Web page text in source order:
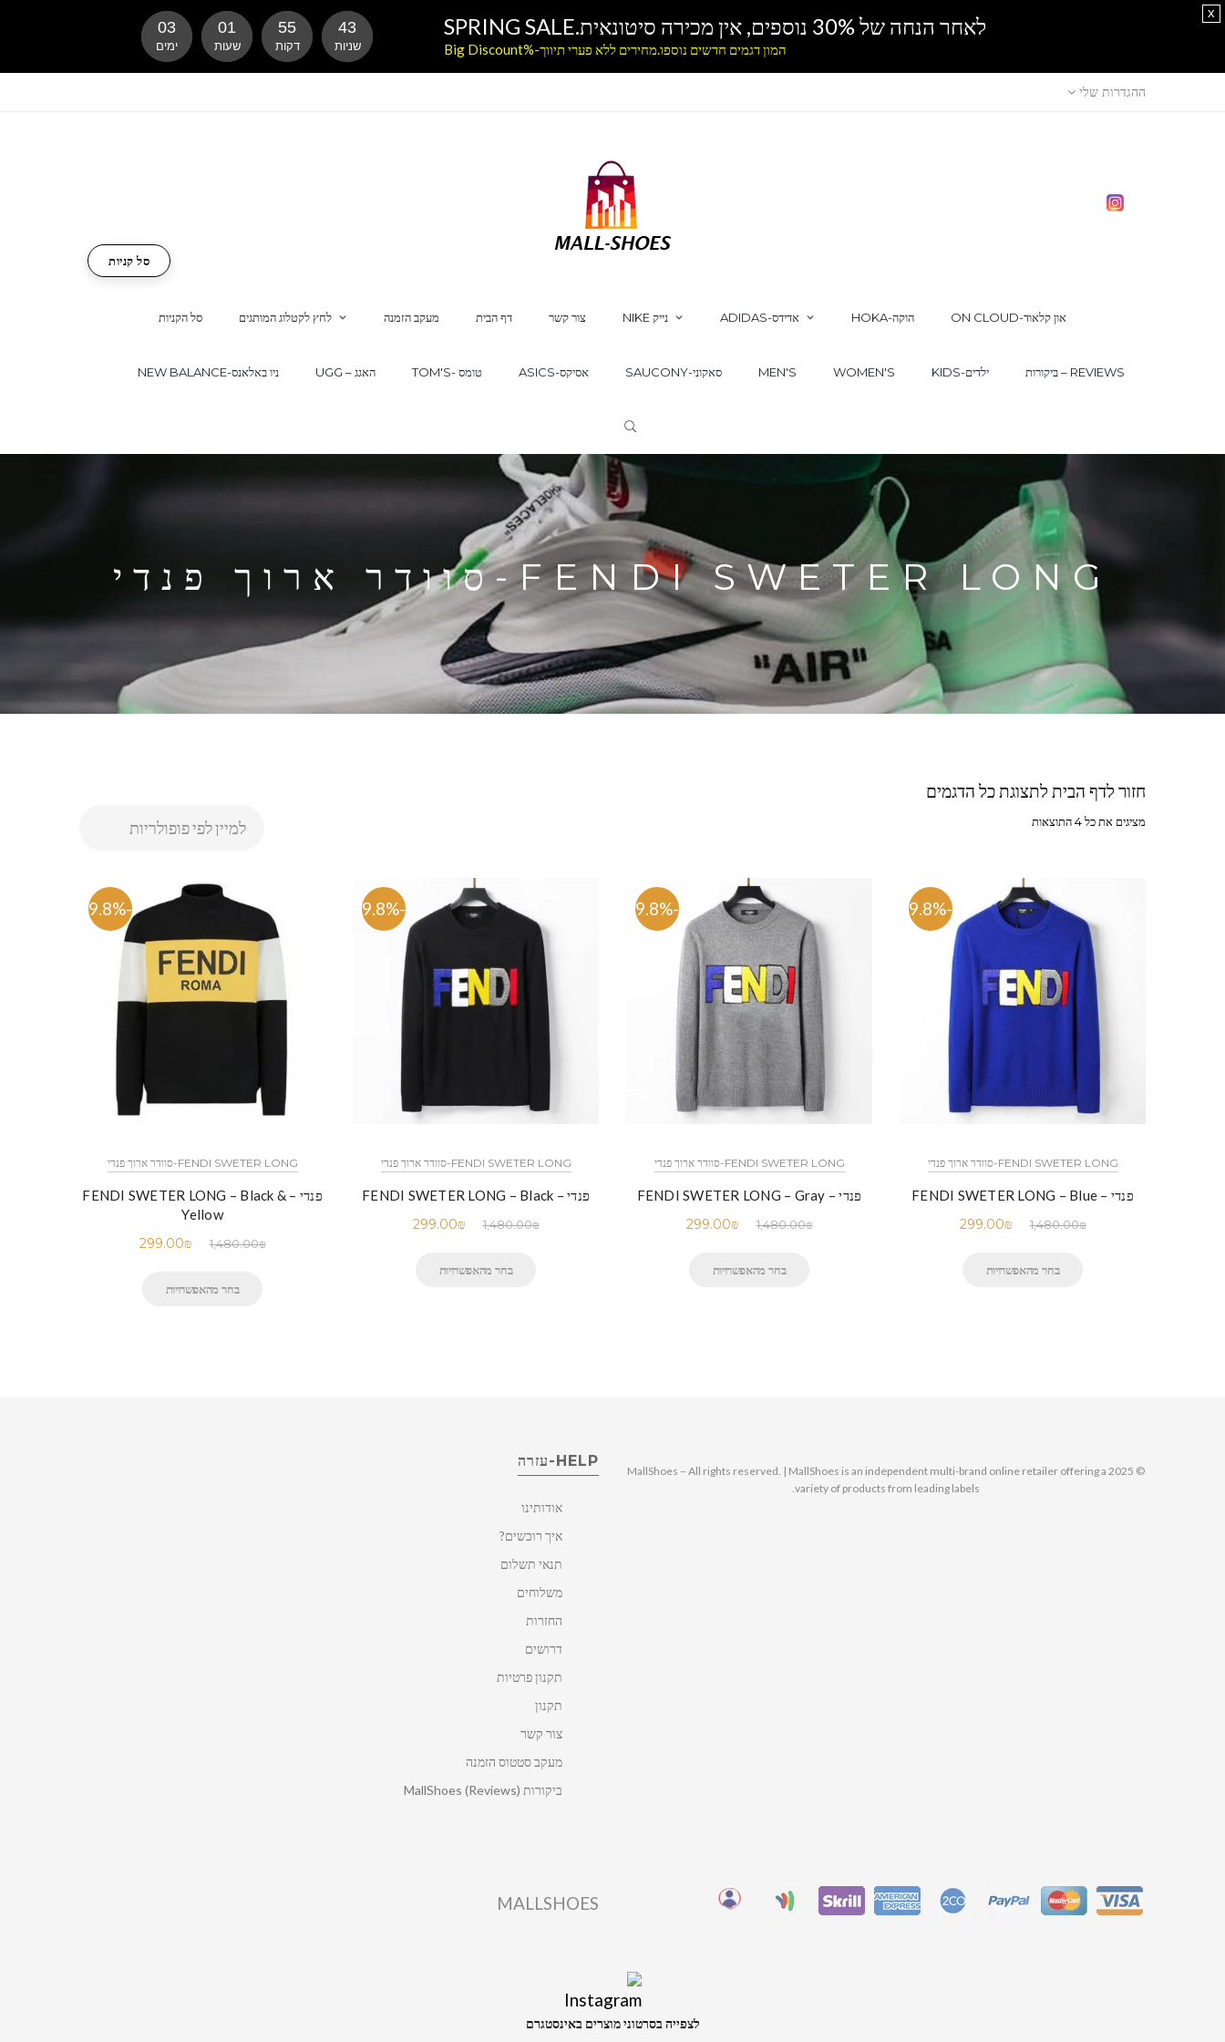
ההגדרות שלי
סל הקניות לחץ לקטלוג המותגים מעקב הזמנה דף הבית צור קשר NIKE נייק ADIDAS-אדידס HOKA-הוקה ON CLOUD-און קלאוד
NEW BALANCE-ניו באלאנס UGG – האגג TOM'S- טומס ASICS-אסיקס SAUCONY-סאקוני MEN'S WOMEN'S KIDS-ילדים ביקורות – REVIEWS
סל קניות
FENDI SWETER LONG-סוודר ארוך פנדי
חזור לדף הבית לתצוגת כל הדגמים
מציגים את כל ⁦4⁩ התוצאות
-79.8%
FENDI SWETER LONG-סוודר ארוך פנדי
פנדי – FENDI SWETER LONG – Black &
Yellow
1,480.00₪
299.00₪
בחר מהאפשרויות
-79.8%
FENDI SWETER LONG-סוודר ארוך פנדי
פנדי – FENDI SWETER LONG – Black
1,480.00₪
299.00₪
בחר מהאפשרויות
-79.8%
FENDI SWETER LONG-סוודר ארוך פנדי
פנדי – FENDI SWETER LONG – Gray
1,480.00₪
299.00₪
בחר מהאפשרויות
-79.8%
FENDI SWETER LONG-סוודר ארוך פנדי
פנדי – FENDI SWETER LONG – Blue
1,480.00₪
299.00₪
בחר מהאפשרויות
HELP-עזרה
אודותינו
איך רוכשים?
תנאי תשלום
משלוחים
החזרות
דרושים
תקנון פרטיות
תקנון
צור קשר
מעקב סטטוס הזמנה
ביקורות MallShoes (Reviews)
© 2025 MallShoes – All rights reserved. | MallShoes is an independent multi-brand online retailer offering a
variety of products from leading labels.
MALLSHOES
לצפייה בסרטוני מוצרים באינסטגרם
לאחר הנחה של 30% נוספים, אין מכירה סיטונאית.SPRING SALE
המון דגמים חדשים נוספו.מחירים ללא פערי תיווך-%Big Discount
03
ימים
01
שעות
55
דקות
42
שניות
x